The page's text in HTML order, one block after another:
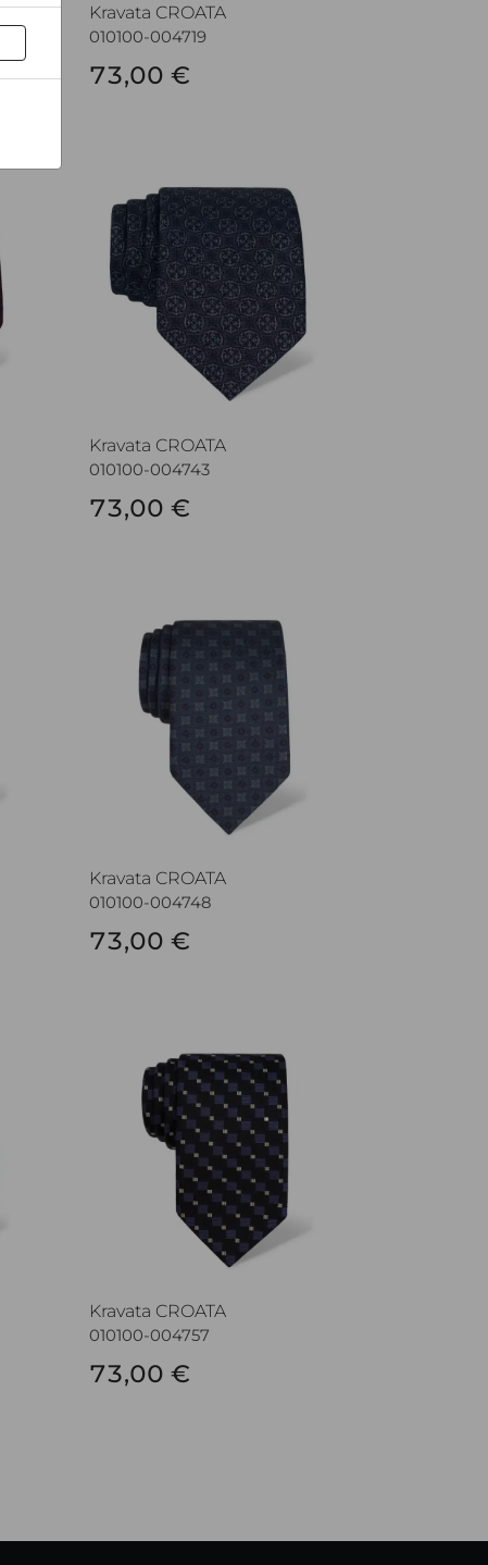
Kravata CROATA
010100-004719
73,00 €
Kravata CROATA
010100-004743
73,00 €
Kravata CROATA
010100-004748
73,00 €
Kravata CROATA
010100-004757
73,00 €